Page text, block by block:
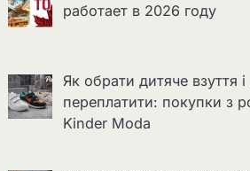
работает в 2026 году
Як обрати дитяче взуття і
переплатити: покупки з
Kinder Moda